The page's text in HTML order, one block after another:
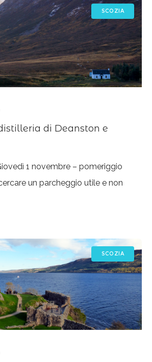
SCOZIA
di Deanston e
1 novembre – pomeriggio
un parcheggio utile e non
abbiamo lasciato il
SCOZIA